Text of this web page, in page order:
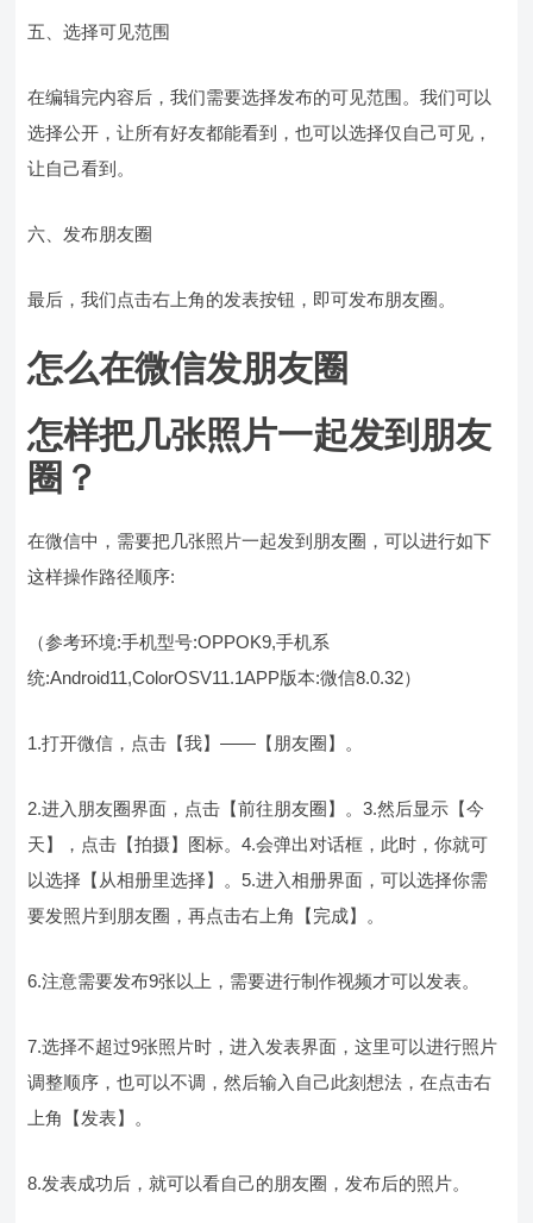
五、选择可见范围
在编辑完内容后，我们需要选择发布的可见范围。我们可以
选择公开，让所有好友都能看到，也可以选择仅自己可见，
让自己看到。
六、发布朋友圈
最后，我们点击右上角的发表按钮，即可发布朋友圈。
怎么在微信发朋友圈
怎样把几张照片一起发到朋友
圈？
在微信中，需要把几张照片一起发到朋友圈，可以进行如下
这样操作路径顺序:
（参考环境:手机型号:OPPOK9,手机系
统:Android11,ColorOSV11.1APP版本:微信8.0.32）
1.打开微信，点击【我】——【朋友圈】。
2.进入朋友圈界面，点击【前往朋友圈】。3.然后显示【今
天】，点击【拍摄】图标。4.会弹出对话框，此时，你就可
以选择【从相册里选择】。5.进入相册界面，可以选择你需
要发照片到朋友圈，再点击右上角【完成】。
6.注意需要发布9张以上，需要进行制作视频才可以发表。
7.选择不超过9张照片时，进入发表界面，这里可以进行照片
调整顺序，也可以不调，然后输入自己此刻想法，在点击右
上角【发表】。
8.发表成功后，就可以看自己的朋友圈，发布后的照片。